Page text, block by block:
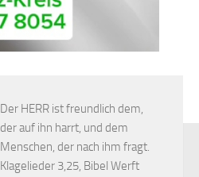
Der HERR ist freundlich dem,
der auf ihn harrt, und dem
Menschen, der nach ihm fragt.
Klagelieder 3,25, Bibel Werft